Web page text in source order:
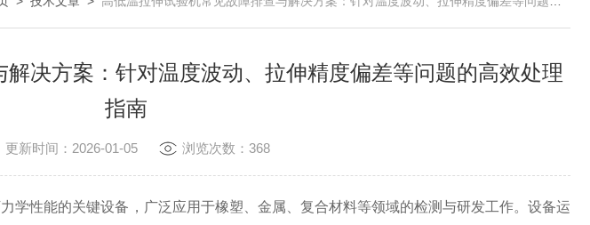
决方案：针对温度波动、拉伸精度偏差等问题的高效处理
指南
更新时间：2026-01-05 浏览次数：368
性能的关键设备，广泛应用于橡塑、金属、复合材料等领域的检测与研发工作。设备运